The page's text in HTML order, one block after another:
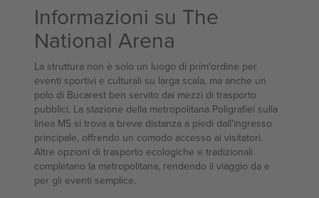
Informazioni su The
National Arena
La struttura non è solo un luogo di prim'ordine per
eventi sportivi e culturali su larga scala, ma anche un
polo di Bucarest ben servito dai mezzi di trasporto
pubblici. La stazione della metropolitana Poligrafiei sulla
linea M5 si trova a breve distanza a piedi dall'ingresso
principale, offrendo un comodo accesso ai visitatori.
Altre opzioni di trasporto ecologiche e tradizionali
completano la metropolitana, rendendo il viaggio da e
per gli eventi semplice.